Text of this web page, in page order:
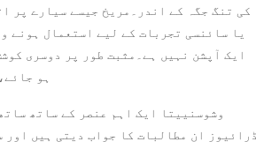
یا سائنسی تجربات کے لیے استعمال ہونے
ایک آپشن نہیں ہے۔مثبت طور پر دوسری
ہو
وشوسنییتا ایک اہم عنصر کے ساتھ